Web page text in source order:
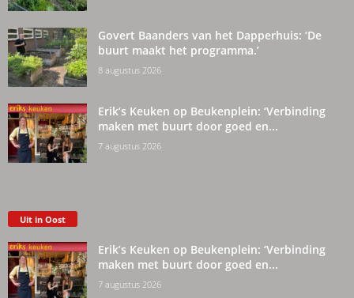
Govert Baanders van het Dapperhuis: ‘De
buurt maakt het programma.’
8 augustus 2026
Erik’s Keuken op Beukenplein: ‘Verbinding
maken met buurt door goed en...
7 augustus 2026
Uit in Oost
Erik’s Keuken op Beukenplein: ‘Verbinding
maken met buurt door goed en...
7 augustus 2026